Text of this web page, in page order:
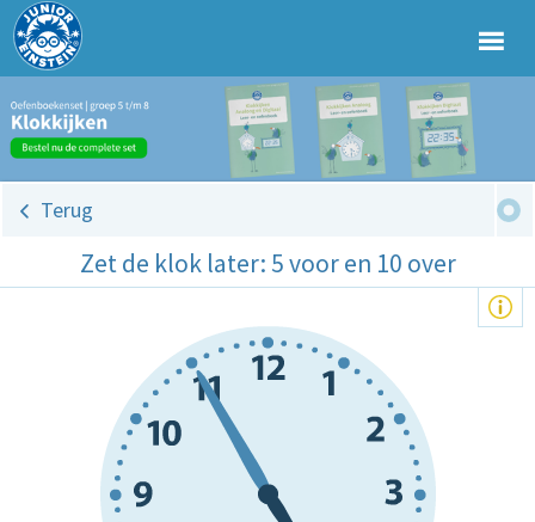
Terug
Zet de klok later: 5 voor en 10 over